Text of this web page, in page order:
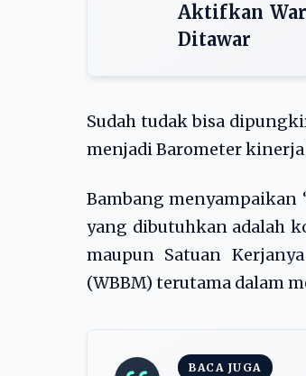
Aktifkan
Ditawar
Sudah tudak bisa
menjadi Barometer
Bambang menyampaikan
yang dibutuhkan adalah
maupun Satuan
(WBBM) terutama dalam
BACA JUGA